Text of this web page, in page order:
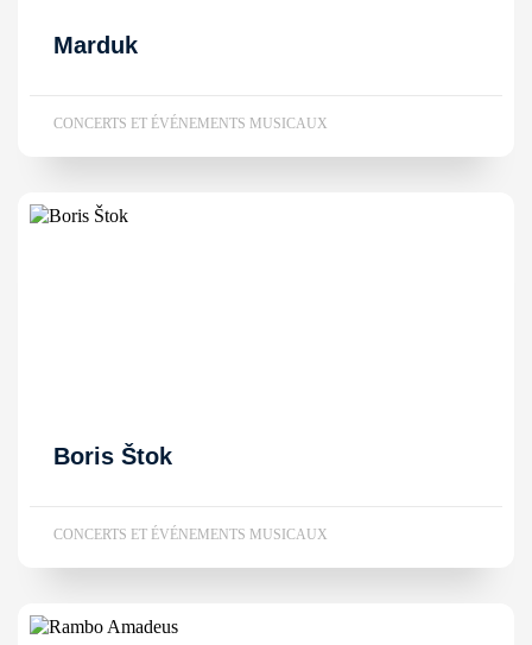
Marduk
CONCERTS ET ÉVÉNEMENTS MUSICAUX
Boris Štok
CONCERTS ET ÉVÉNEMENTS MUSICAUX